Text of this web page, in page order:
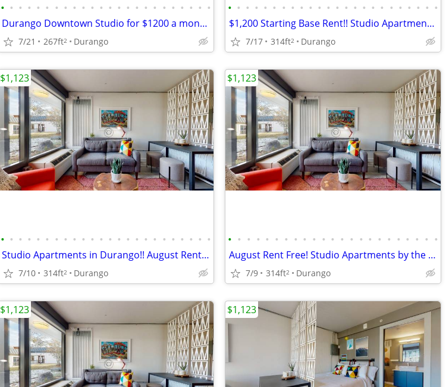
• • • • • • • • • • • • • • • • • • • • • • • •
Durango Downtown Studio for $1200 a month!!
7/21 267ft2 Durango
• • • • • • • • • • • • • • • • • • • • • • • •
$1,200 Starting Base Rent!! Studio Apartments in Durango!
7/17 314ft2 Durango
• • • • • • • • • • • • • • • • • • • • • • • •
Studio Apartments in Durango!! August Rent FREE!
7/10 314ft2 Durango
$1,123
• • • • • • • • • • • • • • • • • • • • • • •
August Rent Free! Studio Apartments by the river in Durango!!
7/9 314ft2 Durango
$1,123
$1,123 $1,123